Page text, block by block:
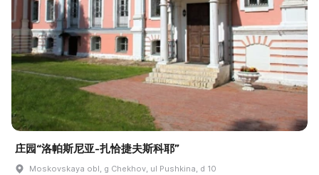
庄园“洛帕斯尼亚-扎恰捷夫斯科耶”
Moskovskaya obl, g Chekhov, ul Pushkina, d 10